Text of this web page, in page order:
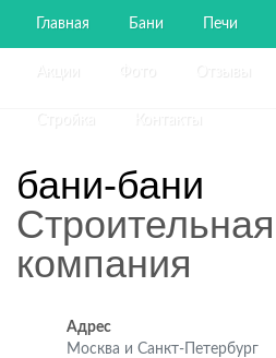
Главная Бани Печи
бани-бани
Строительная
компания
Адрес
Москва и Санкт-Петербург